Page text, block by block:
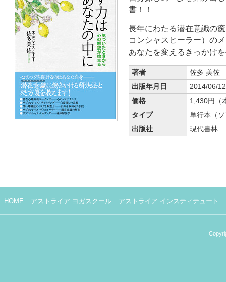
書！！
長年にわたる潜在意識の
コンシャスヒーラー）の
あなたを変えるきっかけ
著者
佐多 美佐
出版年月日
2014/06/12
価格
1,430円（
タイプ
単行本（
出版社
現代書林
HOME アストライア ヨガスクール アストライア インスティテュート